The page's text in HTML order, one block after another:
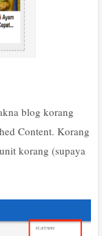
blog korang
Content. Korang
korang (supaya